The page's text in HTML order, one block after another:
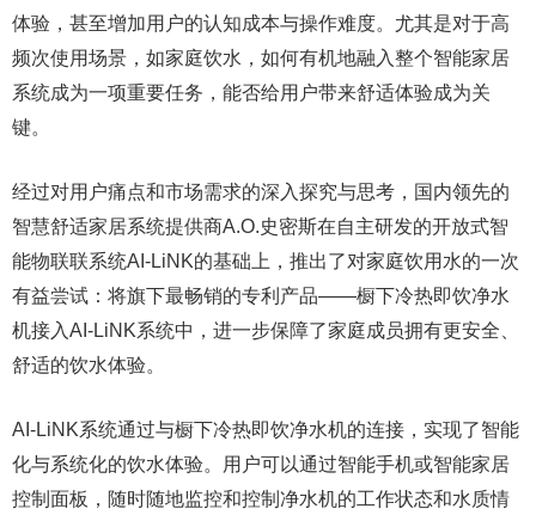
体验，甚至增加用户的认知成本与操作难度。尤其是对于高
频次使用场景，如家庭饮水，如何有机地融入整个智能家居
系统成为一项重要任务，能否给用户带来舒适体验成为关
键。
经过对用户痛点和市场需求的深入探究与思考，国内领先的
智慧舒适家居系统提供商A.O.史密斯在自主研发的开放式智
能物联联系统AI-LiNK的基础上，推出了对家庭饮用水的一次
有益尝试：将旗下最畅销的专利产品——橱下冷热即饮净水
机接入AI-LiNK系统中，进一步保障了家庭成员拥有更安全、
舒适的饮水体验。
AI-LiNK系统通过与橱下冷热即饮净水机的连接，实现了智能
化与系统化的饮水体验。用户可以通过智能手机或智能家居
控制面板，随时随地监控和控制净水机的工作状态和水质情